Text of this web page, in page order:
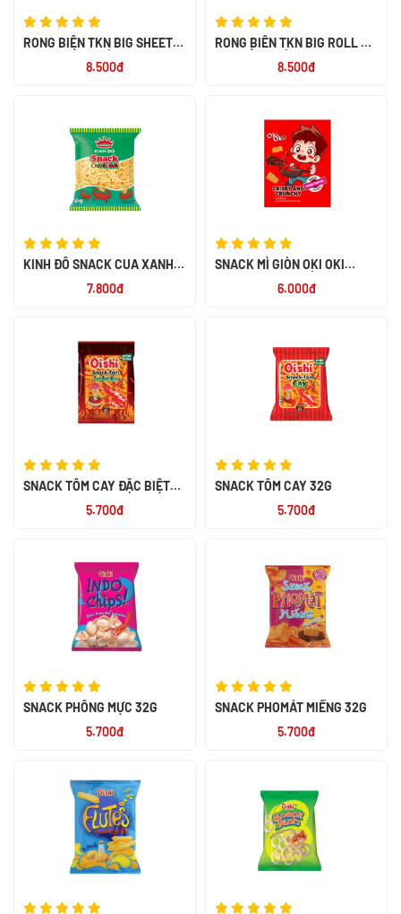
RONG BIỂN TKN BIG SHEET
VỊ TRUYỀN THỐNG 3.2G - NK
8.500đ
RONG BIỂN TKN BIG ROLL VỊ
TRUYỀN THỐNG 3G - NK THÁI
8.500đ
KINH ĐÔ SNACK CUA XANH
7.800đ
SNACK MÌ GIÒN OKI OKI
6.000đ
SNACK TÔM CAY ĐẶC BIỆT
5.700đ
SNACK TÔM CAY 32G
5.700đ
SNACK PHỒNG MỰC 32G
5.700đ
SNACK PHOMÁT MIẾNG 32G
5.700đ